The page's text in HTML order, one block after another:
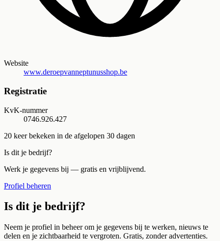
Website
www.deroepvanneptunusshop.be
Registratie
KvK-nummer
0746.926.427
20 keer bekeken in de afgelopen 30 dagen
Is dit je bedrijf?
Werk je gegevens bij — gratis en vrijblijvend.
Profiel beheren
Is dit je bedrijf?
Neem je profiel in beheer om je gegevens bij te werken, nieuws te
delen en je zichtbaarheid te vergroten. Gratis, zonder advertenties.